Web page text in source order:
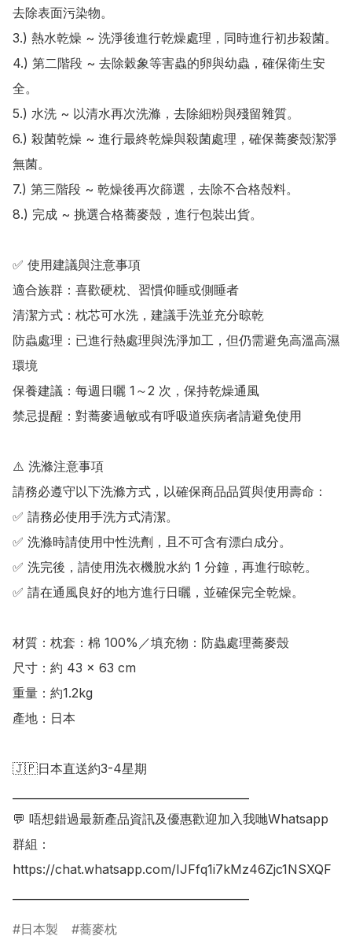
去除表面污染物。
3.) 熱水乾燥 ~ 洗淨後進行乾燥處理，同時進行初步殺菌。
4.) 第二階段 ~ 去除穀象等害蟲的卵與幼蟲，確保衛生安
全。
5.) 水洗 ~ 以清水再次洗滌，去除細粉與殘留雜質。
6.) 殺菌乾燥 ~ 進行最終乾燥與殺菌處理，確保蕎麥殼潔淨
無菌。
7.) 第三階段 ~ 乾燥後再次篩選，去除不合格殼料。
8.) 完成 ~ 挑選合格蕎麥殼，進行包裝出貨。
✅ 使用建議與注意事項
適合族群：喜歡硬枕、習慣仰睡或側睡者
清潔方式：枕芯可水洗，建議手洗並充分晾乾
防蟲處理：已進行熱處理與洗淨加工，但仍需避免高溫高濕
環境
保養建議：每週日曬 1～2 次，保持乾燥通風
禁忌提醒：對蕎麥過敏或有呼吸道疾病者請避免使用
⚠️ 洗滌注意事項
請務必遵守以下洗滌方式，以確保商品品質與使用壽命：
✅ 請務必使用手洗方式清潔。
✅ 洗滌時請使用中性洗劑，且不可含有漂白成分。
✅ 洗完後，請使用洗衣機脫水約 1 分鐘，再進行晾乾。
✅ 請在通風良好的地方進行日曬，並確保完全乾燥。
材質：枕套：棉 100%／填充物：防蟲處理蕎麥殼
尺寸：約 43 × 63 cm
重量：約1.2kg
產地：日本
🇯🇵日本直送約3-4星期
💬 唔想錯過最新產品資訊及優惠歡迎加入我哋Whatsapp
群組：
https://chat.whatsapp.com/IJFfq1i7kMz46Zjc1NSXQF
日本製 蕎麥枕